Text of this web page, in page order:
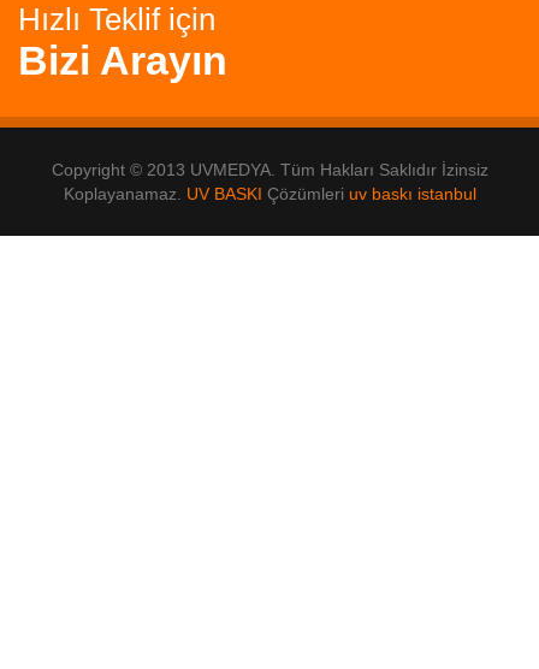
Hızlı Teklif için
Bizi Arayın
Copyright © 2013 UVMEDYA. Tüm Hakları Saklıdır İzinsiz
Koplayanamaz. UV BASKI Çözümleri uv baskı istanbul